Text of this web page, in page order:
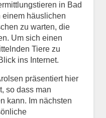
in Bad
häuslichen
zu warten, die
Um sich einen
Tiere zu
ins Internet.
präsentiert hier
so dass man
kann. Im nächsten